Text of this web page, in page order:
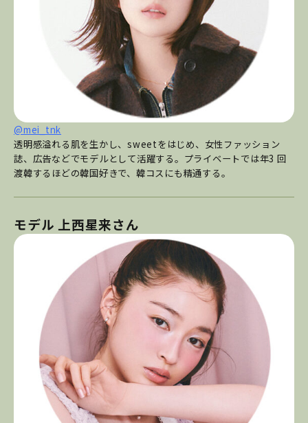
@mei_tnk
透明感溢れる肌を生かし、sweetをはじめ、女性ファッション
誌、広告などでモデルとして活躍する。プライベートでは年3 回
渡韓するほどの韓国好きで、韓コスにも精通する。
モデル 上西星来さん